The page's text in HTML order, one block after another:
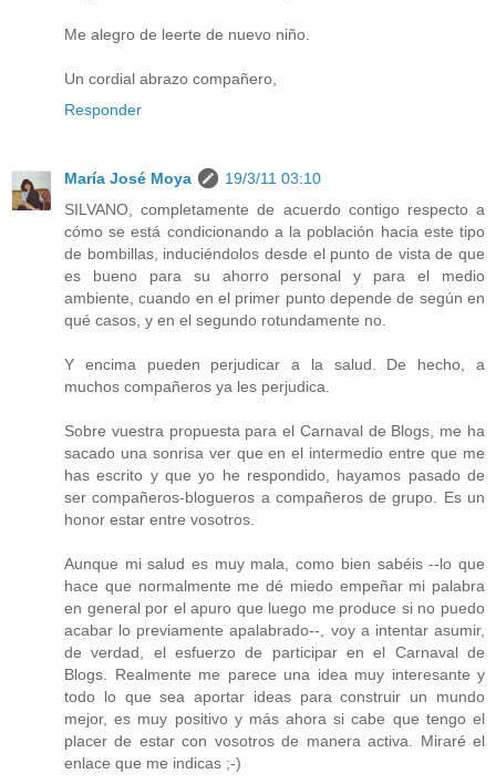
Me alegro de leerte de nuevo niño.
Un cordial abrazo compañero,
Responder
María José Moya
19/3/11 03:10
SILVANO, completamente de acuerdo contigo respecto a
cómo se está condicionando a la población hacia este tipo
de bombillas, induciéndolos desde el punto de vista de que
es bueno para su ahorro personal y para el medio
ambiente, cuando en el primer punto depende de según en
qué casos, y en el segundo rotundamente no.
Y encima pueden perjudicar a la salud. De hecho, a
muchos compañeros ya les perjudica.
Sobre vuestra propuesta para el Carnaval de Blogs, me ha
sacado una sonrisa ver que en el intermedio entre que me
has escrito y que yo he respondido, hayamos pasado de
ser compañeros-blogueros a compañeros de grupo. Es un
honor estar entre vosotros.
Aunque mi salud es muy mala, como bien sabéis --lo que
hace que normalmente me dé miedo empeñar mi palabra
en general por el apuro que luego me produce si no puedo
acabar lo previamente apalabrado--, voy a intentar asumir,
de verdad, el esfuerzo de participar en el Carnaval de
Blogs. Realmente me parece una idea muy interesante y
todo lo que sea aportar ideas para construir un mundo
mejor, es muy positivo y más ahora si cabe que tengo el
placer de estar con vosotros de manera activa. Miraré el
enlace que me indicas ;-)